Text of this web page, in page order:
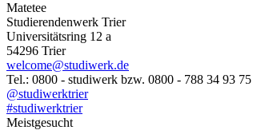
Matetee
Studierendenwerk Trier
Universitätsring 12 a
54296 Trier
welcome@studiwerk.de
Tel.: 0800 - studiwerk bzw. 0800 - 788 34 93 75
@studiwerktrier
#studiwerktrier
Meistgesucht